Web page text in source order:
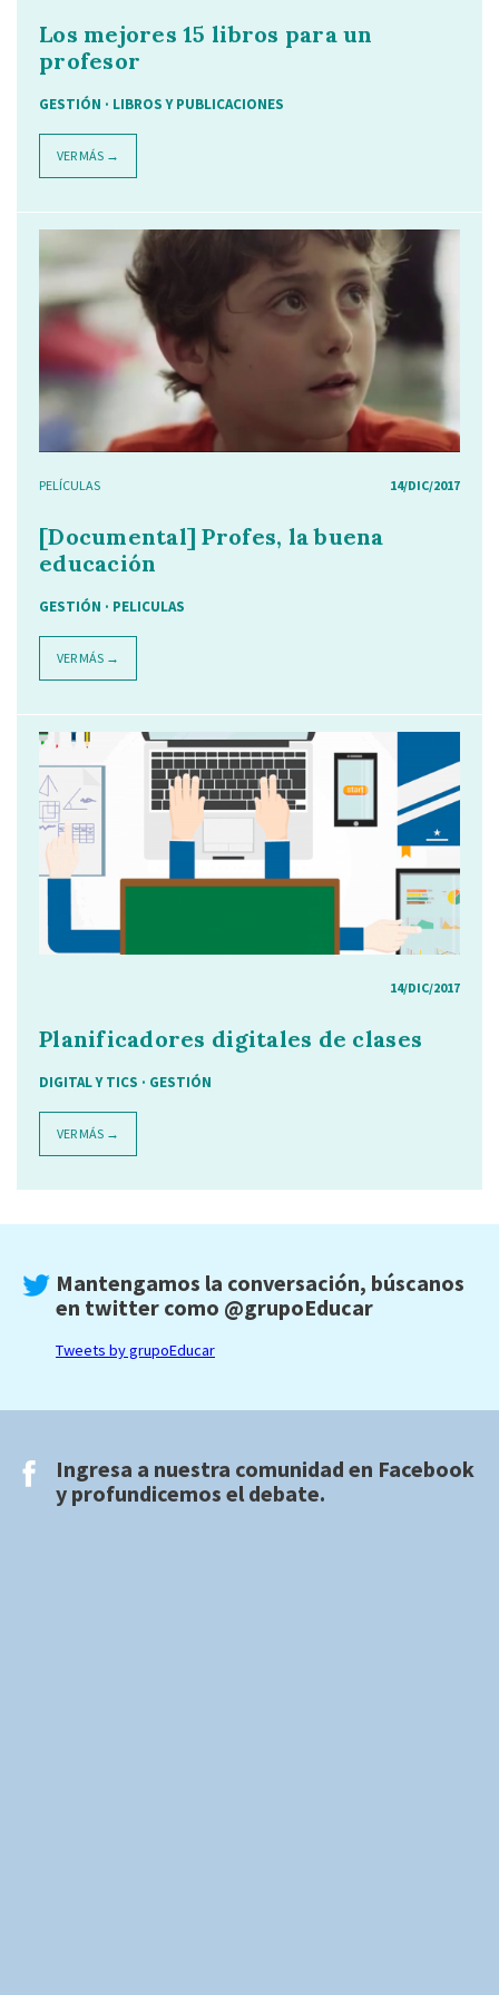
Los mejores 15 libros para un
profesor
GESTIÓN · LIBROS Y PUBLICACIONES
VER MÁS →
PELÍCULAS 14/DIC/2017
[Documental] Profes, la buena
educación
GESTIÓN · PELICULAS
VER MÁS →
14/DIC/2017
Planificadores digitales de clases
DIGITAL Y TICS · GESTIÓN
VER MÁS →
Mantengamos la conversación, búscanos
en twitter como @grupoEducar
Tweets by grupoEducar
Ingresa a nuestra comunidad en Facebook
y profundicemos el debate.